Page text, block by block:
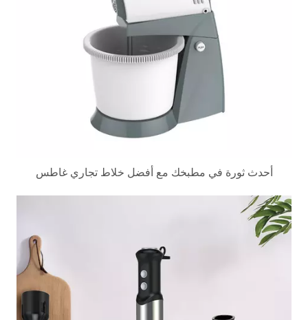
أحدث ثورة في مطبخك مع أفضل خلاط تجاري غاطس